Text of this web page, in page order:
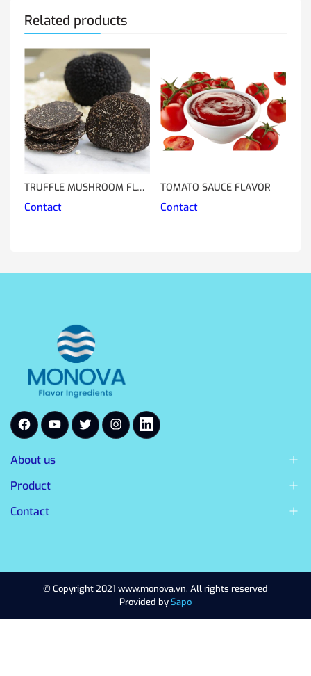
Related products
TRUFFLE MUSHROOM FLAVOR
Contact
TOMATO SAUCE FLAVOR
Contact
About us
Product
Contact
© Copyright 2021 www.monova.vn. All rights reserved
Provided bySapo